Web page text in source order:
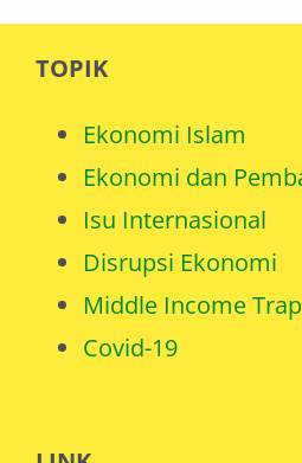
TOPIK
Ekonomi dan
Isu Internasional
Disrupsi Ekonomi
Middle Income Trap
Covid-19